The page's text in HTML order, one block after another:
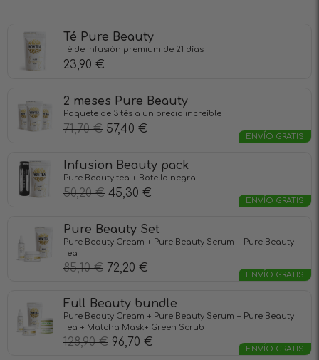
Té Pure Beauty
Té de infusión premium de 21 días
23,90 €
2 meses Pure Beauty
Paquete de 3 tés a un precio increíble
71,70€ 57,40 €
ENVÍO GRATIS
Infusion Beauty pack
Pure Beauty tea + Botella negra
50,20€ 45,30 €
ENVÍO GRATIS
Pure Beauty Set
Pure Beauty Cream + Pure Beauty Serum + Pure Beauty
Tea
85,10€ 72,20 €
ENVÍO GRATIS
Full Beauty bundle
Pure Beauty Cream + Pure Beauty Serum + Pure Beauty
Tea + Matcha Mask+ Green Scrub
128,90€ 96,70 €
ENVÍO GRATIS